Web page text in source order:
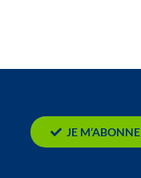
JE M’ABONNE